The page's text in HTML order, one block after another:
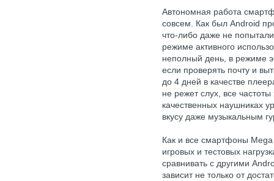
Автономная работа
совсем. Как был Android
что-либо даже не
режиме активного
неполный день, в режиме
если проверять почту и
до 4 дней в качестве
не режет слух, все
качественных наушниках
вкусу даже музыкальным
Как и все смартфоны
игровых и тестовых
сравнивать с другими
зависит не только от